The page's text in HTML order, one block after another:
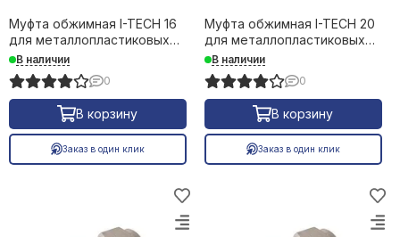
Муфта обжимная I-TECH 16
для металлопластиковых
труб 16629
В наличии
0
В корзину
Заказ в один клик
Муфта обжимная I-TECH 20
для металлопластиковых
труб 16630
В наличии
0
В корзину
Заказ в один клик